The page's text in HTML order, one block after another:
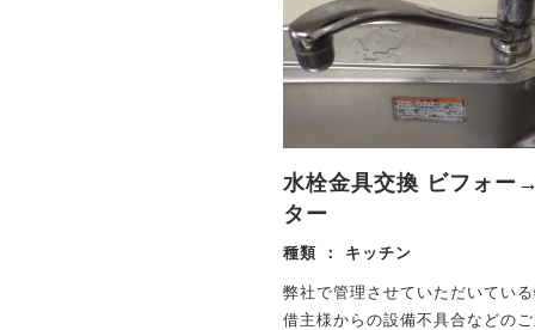
水栓金具交換 ビフォー
ター
種類 ： キッチン
弊社で管理させていただいている
借主様からの設備不具合などのご